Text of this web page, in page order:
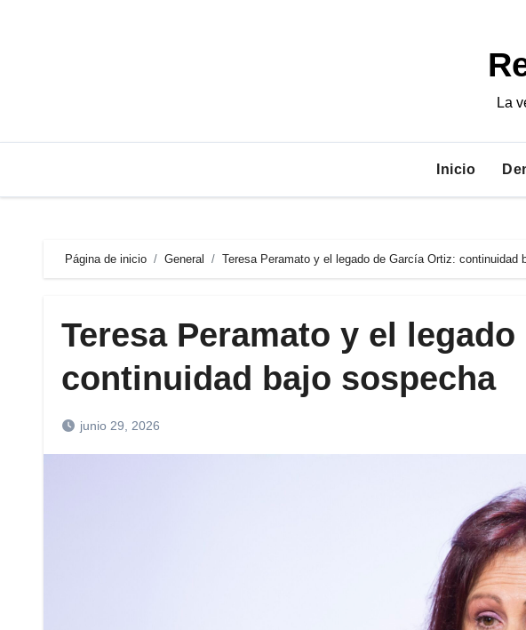
La
Inicio
Página de inicio General Teresa Peramato y el legado de García Ortiz: continuidad
Teresa Peramato y el
continuidad bajo sospecha
junio 29, 2026